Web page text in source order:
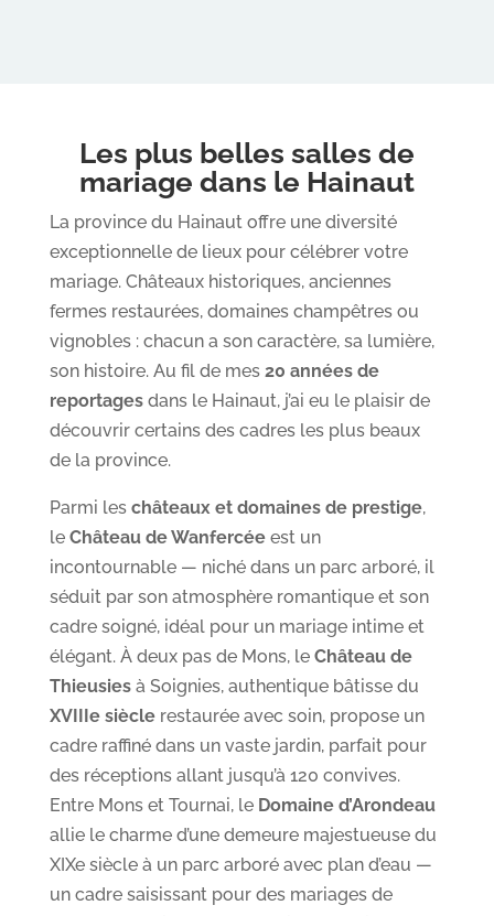
Les plus belles salles de
mariage dans le Hainaut
La province du Hainaut offre une diversité
exceptionnelle de lieux pour célébrer votre
mariage. Châteaux historiques, anciennes
fermes restaurées, domaines champêtres ou
vignobles : chacun a son caractère, sa lumière,
son histoire. Au fil de mes 20 années de
reportagesdans le Hainaut, j’ai eu le plaisir de
découvrir certains des cadres les plus beaux
de la province.
Parmi les châteaux et domaines de prestige,
le Château de Wanfercéeest un
incontournable — niché dans un parc arboré, il
séduit par son atmosphère romantique et son
cadre soigné, idéal pour un mariage intime et
élégant. À deux pas de Mons, le Château de
Thieusiesà Soignies, authentique bâtisse du
XVIIIe sièclerestaurée avec soin, propose un
cadre raffiné dans un vaste jardin, parfait pour
des réceptions allant jusqu’à 120 convives.
Entre Mons et Tournai, le Domaine d’Arondeau
allie le charme d’une demeure majestueuse du
XIXe siècle à un parc arboré avec plan d’eau —
un cadre saisissant pour des mariages de